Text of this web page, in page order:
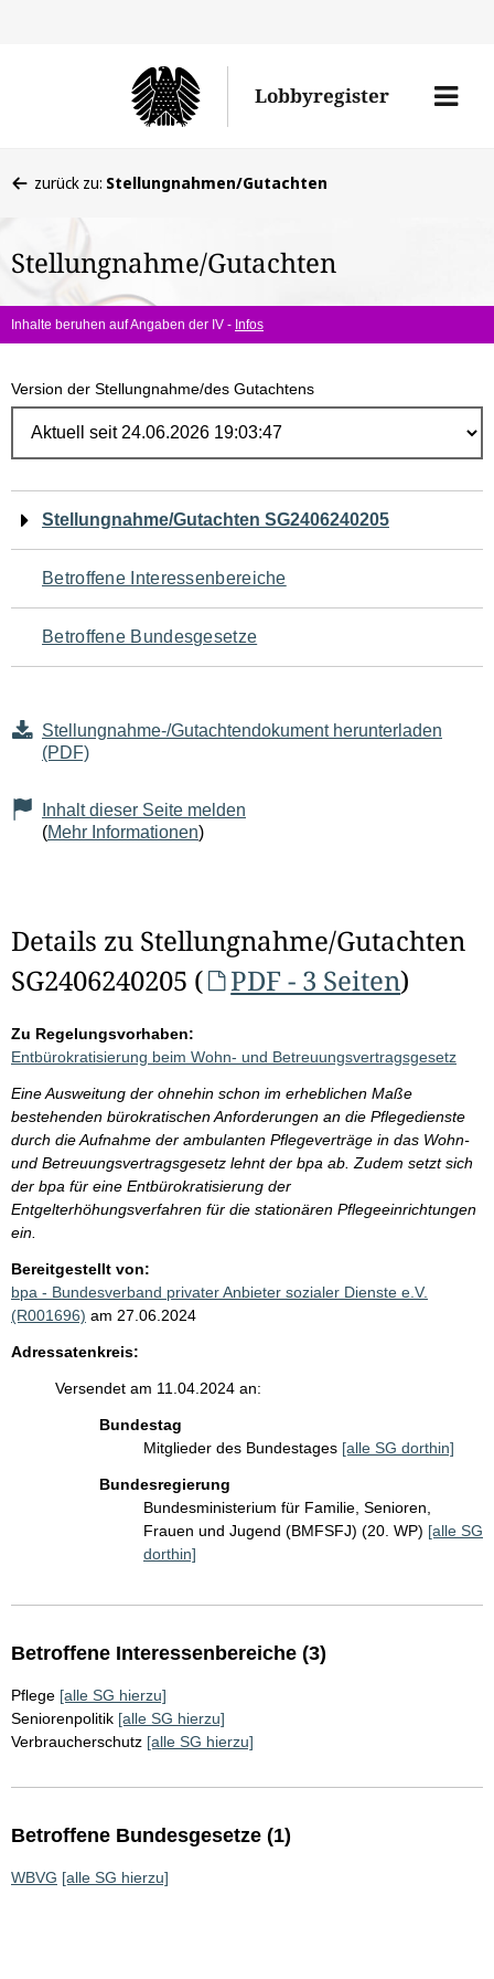
Lobbyregister
Menü
befinden
hier:
zurück zu: Stellungnahmen/Gutachten
Stellungnahme/Gutachten
Inhalte beruhen auf Angaben der IV - Infos
Version der Stellungnahme/des Gutachtens
Navigation
für
den
Seiteninhalt
Stellungnahme/Gutachten SG2406240205
Betroffene Interessenbereiche
Betroffene Bundesgesetze
Stellungnahme-/Gutachtendokument herunterladen
(PDF)
Inhalt dieser Seite melden
(Mehr Informationen)
Details zu Stellungnahme/Gutachten
SG2406240205 (
PDF - 3 Seiten)
Zu Regelungsvorhaben:
Entbürokratisierung beim Wohn- und Betreuungsvertragsgesetz
Eine Ausweitung der ohnehin schon im erheblichen Maße
bestehenden bürokratischen Anforderungen an die Pflegedienste
durch die Aufnahme der ambulanten Pflegeverträge in das Wohn-
und Betreuungsvertragsgesetz lehnt der bpa ab. Zudem setzt sich
der bpa für eine Entbürokratisierung der
Entgelterhöhungsverfahren für die stationären Pflegeeinrichtungen
ein.
Bereitgestellt von:
bpa - Bundesverband privater Anbieter sozialer Dienste e.V.
(R001696) am 27.06.2024
Adressatenkreis:
Versendet am 11.04.2024 an:
Bundestag
Mitglieder des Bundestages [alle SG dorthin]
Bundesregierung
Bundesministerium für Familie, Senioren,
Frauen und Jugend (BMFSFJ) (20. WP) [alle SG
dorthin]
Betroffene Interessenbereiche (3)
Pflege [alle SG hierzu]
Seniorenpolitik [alle SG hierzu]
Verbraucherschutz [alle SG hierzu]
Betroffene Bundesgesetze (1)
WBVG [alle SG hierzu]